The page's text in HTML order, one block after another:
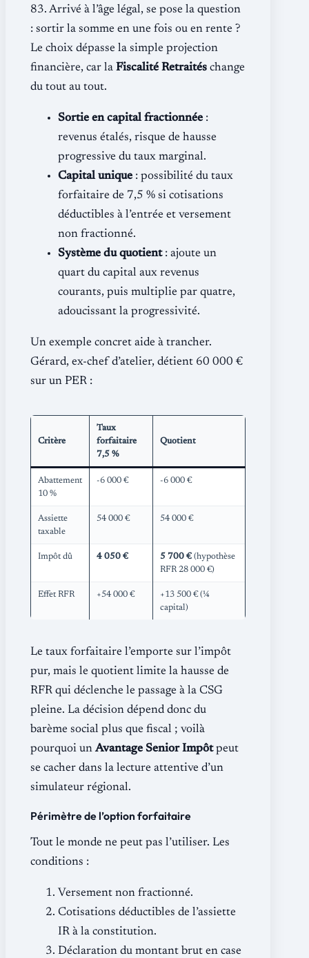
83. Arrivé à l’âge légal, se pose la question
: sortir la somme en une fois ou en rente ?
Le choix dépasse la simple projection
financière, car la Fiscalité Retraités change
du tout au tout.
Sortie en capital fractionnée :
revenus étalés, risque de hausse
progressive du taux marginal.
Capital unique : possibilité du taux
forfaitaire de 7,5 % si cotisations
déductibles à l’entrée et versement
non fractionné.
Système du quotient: ajoute un
quart du capital aux revenus
courants, puis multiplie par quatre,
adoucissant la progressivité.
Un exemple concret aide à trancher.
Gérard, ex-chef d’atelier, détient 60 000 €
sur un PER :
Critère
Taux
forfaitaire
7,5 %
Quotient
Abattement
10 %
-6 000 € -6 000 €
Assiette
taxable
54 000 € 54 000 €
Impôt dû 4 050 € 5 700 € (hypothèse
RFR 28 000 €)
Effet RFR +54 000 €
+13 500 € (¼
capital)
Le taux forfaitaire l’emporte sur l’impôt
pur, mais le quotient limite la hausse de
RFR qui déclenche le passage à la CSG
pleine. La décision dépend donc du
barème social plus que fiscal ; voilà
pourquoi un Avantage Senior Impôtpeut
se cacher dans la lecture attentive d’un
simulateur régional.
Périmètre de l’option forfaitaire
Tout le monde ne peut pas l’utiliser. Les
conditions :
Versement non fractionné.
Cotisations déductibles de l’assiette
IR à la constitution.
Déclaration du montant brut en case